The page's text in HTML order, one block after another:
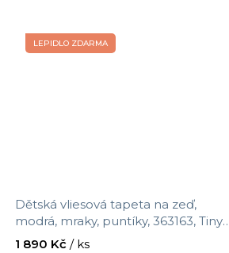
LEPIDLO ZDARMA
Dětská vliesová tapeta na zeď,
modrá, mraky, puntíky, 363163, Tiny
Treasures, Eijffinger, velikost 10 x 0,52
1 890 Kč / ks